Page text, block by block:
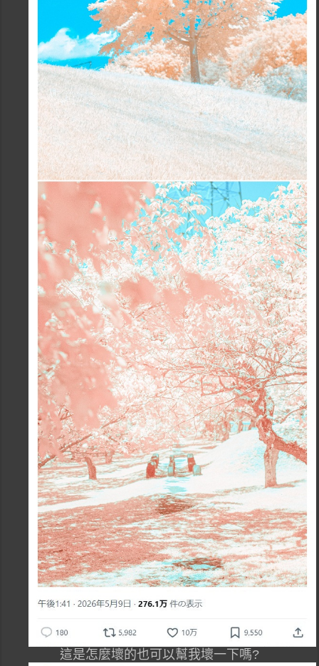
這是怎麼壞的也可以幫我壞一下嗎?